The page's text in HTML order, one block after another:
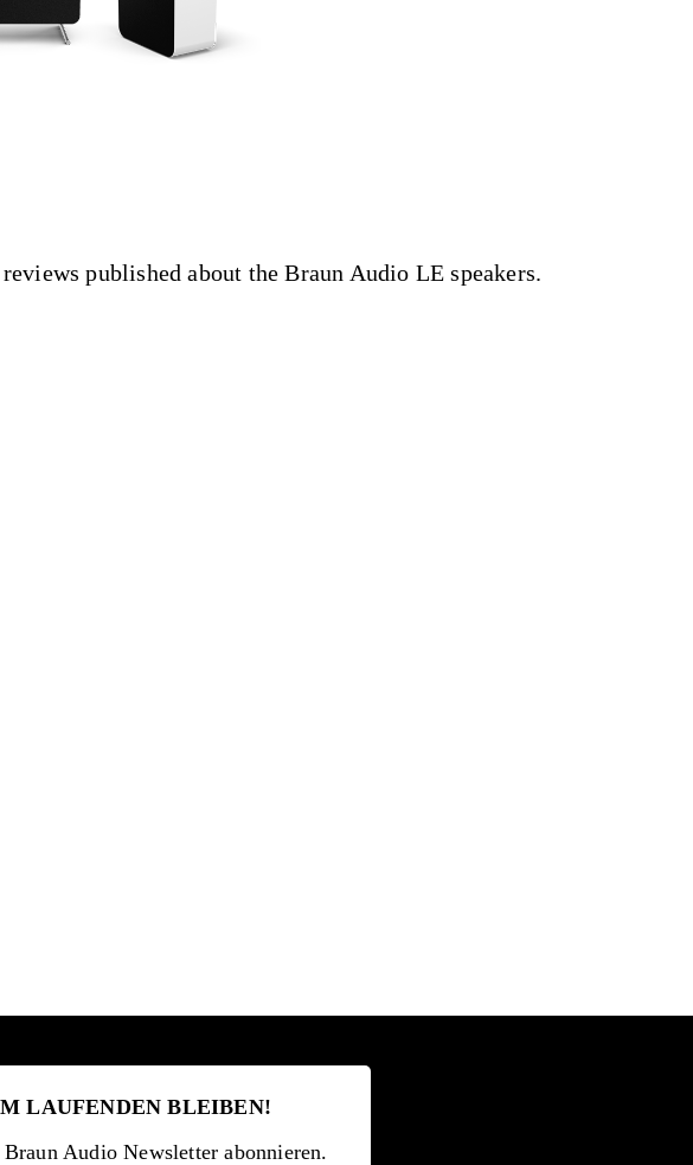
published about the Braun Audio LE speakers.
LAUFENDEN BLEIBEN!
Braun Audio Newsletter abonnieren.